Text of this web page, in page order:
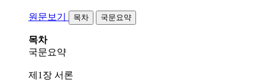
원문보기 목차 국문요약
목차
국문요약
제1장 서론